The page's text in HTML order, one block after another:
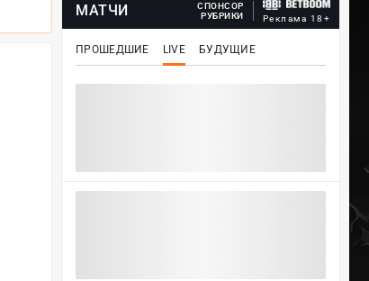
МАТЧИ
СПОНСОР
РУБРИКИ
Реклама 18+
ПРОШЕДШИЕ LIVE БУДУЩИЕ